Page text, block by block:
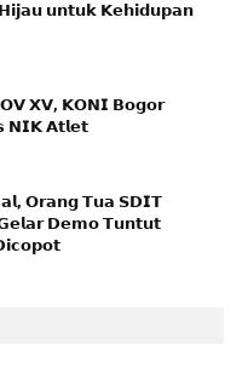
𝘂𝗻𝘁𝘂𝗸 𝗞𝗲𝗵𝗶𝗱𝘂𝗽𝗮𝗻
𝗫𝗩, 𝗞𝗢𝗡𝗜 𝗕𝗼𝗴𝗼𝗿
𝗡𝗜𝗞 𝗔𝘁𝗹𝗲𝘁
𝗢𝗿𝗮𝗻𝗴 𝗧𝘂𝗮 𝗦𝗗𝗜𝗧
𝗗𝗲𝗺𝗼 𝗧𝘂𝗻𝘁𝘂𝘁